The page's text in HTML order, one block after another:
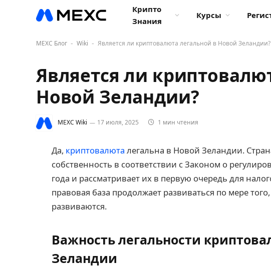
Крипто
Знания
Курсы
MEXC Блог - Wiki - Является ли криптовалюта легальной в Новой Зеландии?
Является ли
Новой Зеландии?
MEXC Wiki 17 июля, 2025 1 мин чтения
Да, криптовалюта легальна в Новой Зеландии.
собственность в соответствии с Законом о
года и рассматривает их в первую очередь для
правовая база продолжает развиваться по мере
развиваются.
Важность легальности
Зеландии